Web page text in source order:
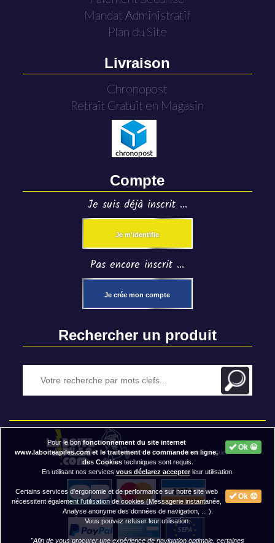
Mandat Administratif
Plan du Site
Livraison
Chronopost
Retrait Gratuit en Magasin
Compte
Je suis déjà inscrit ...
Je m'identifie
Pas encore inscrit ...
Je crée mon compte
Rechercher un produit
2020 BAP ⓒ - Mentions légales
Ok 😀
Pour le bonfonctionnement du site internet
www.laboiteapiles.com et le traitement de commande en ligne,
des Cookiestechniques sont requis.
En utilisant nos services vous déclarez accepterleur utilisation.
Ok 😟
Certains services d'ergonomie et de performance sur notre site web
nécessitent également l'utilisation de cookies (Messagerie instantanée,
Analyse anonyme des données de navigation, ... ).
Vous pouvez refuser leur utilisation.
"Afin de vous procurer une expérience de navigation optimale, certaines